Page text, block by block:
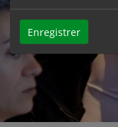
Enregistrer